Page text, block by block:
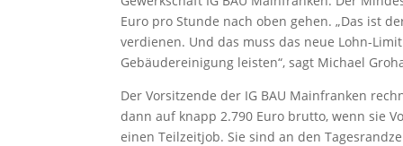
Euro pro Stunde nach oben gehen. „Das ist
verdienen. Und das muss das neue Lohn-
Gebäudereinigung leisten“, sagt Michael
Der Vorsitzende der IG BAU Mainfranken
dann auf knapp 2.790 Euro brutto, wenn sie
einen Teilzeitjob. Sie sind an den